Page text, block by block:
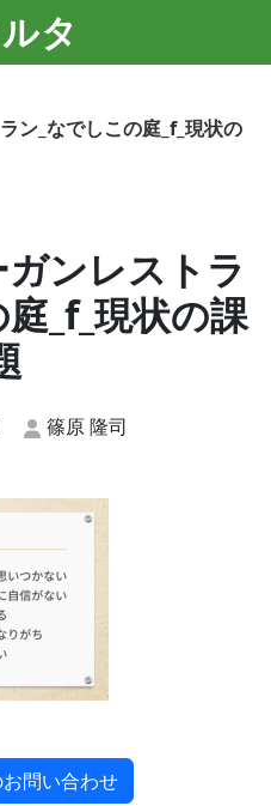
タ
ン_なでしこの庭_f_現状の
ンレストラ
_f_現状の課
篠原 隆司
問い合わせ